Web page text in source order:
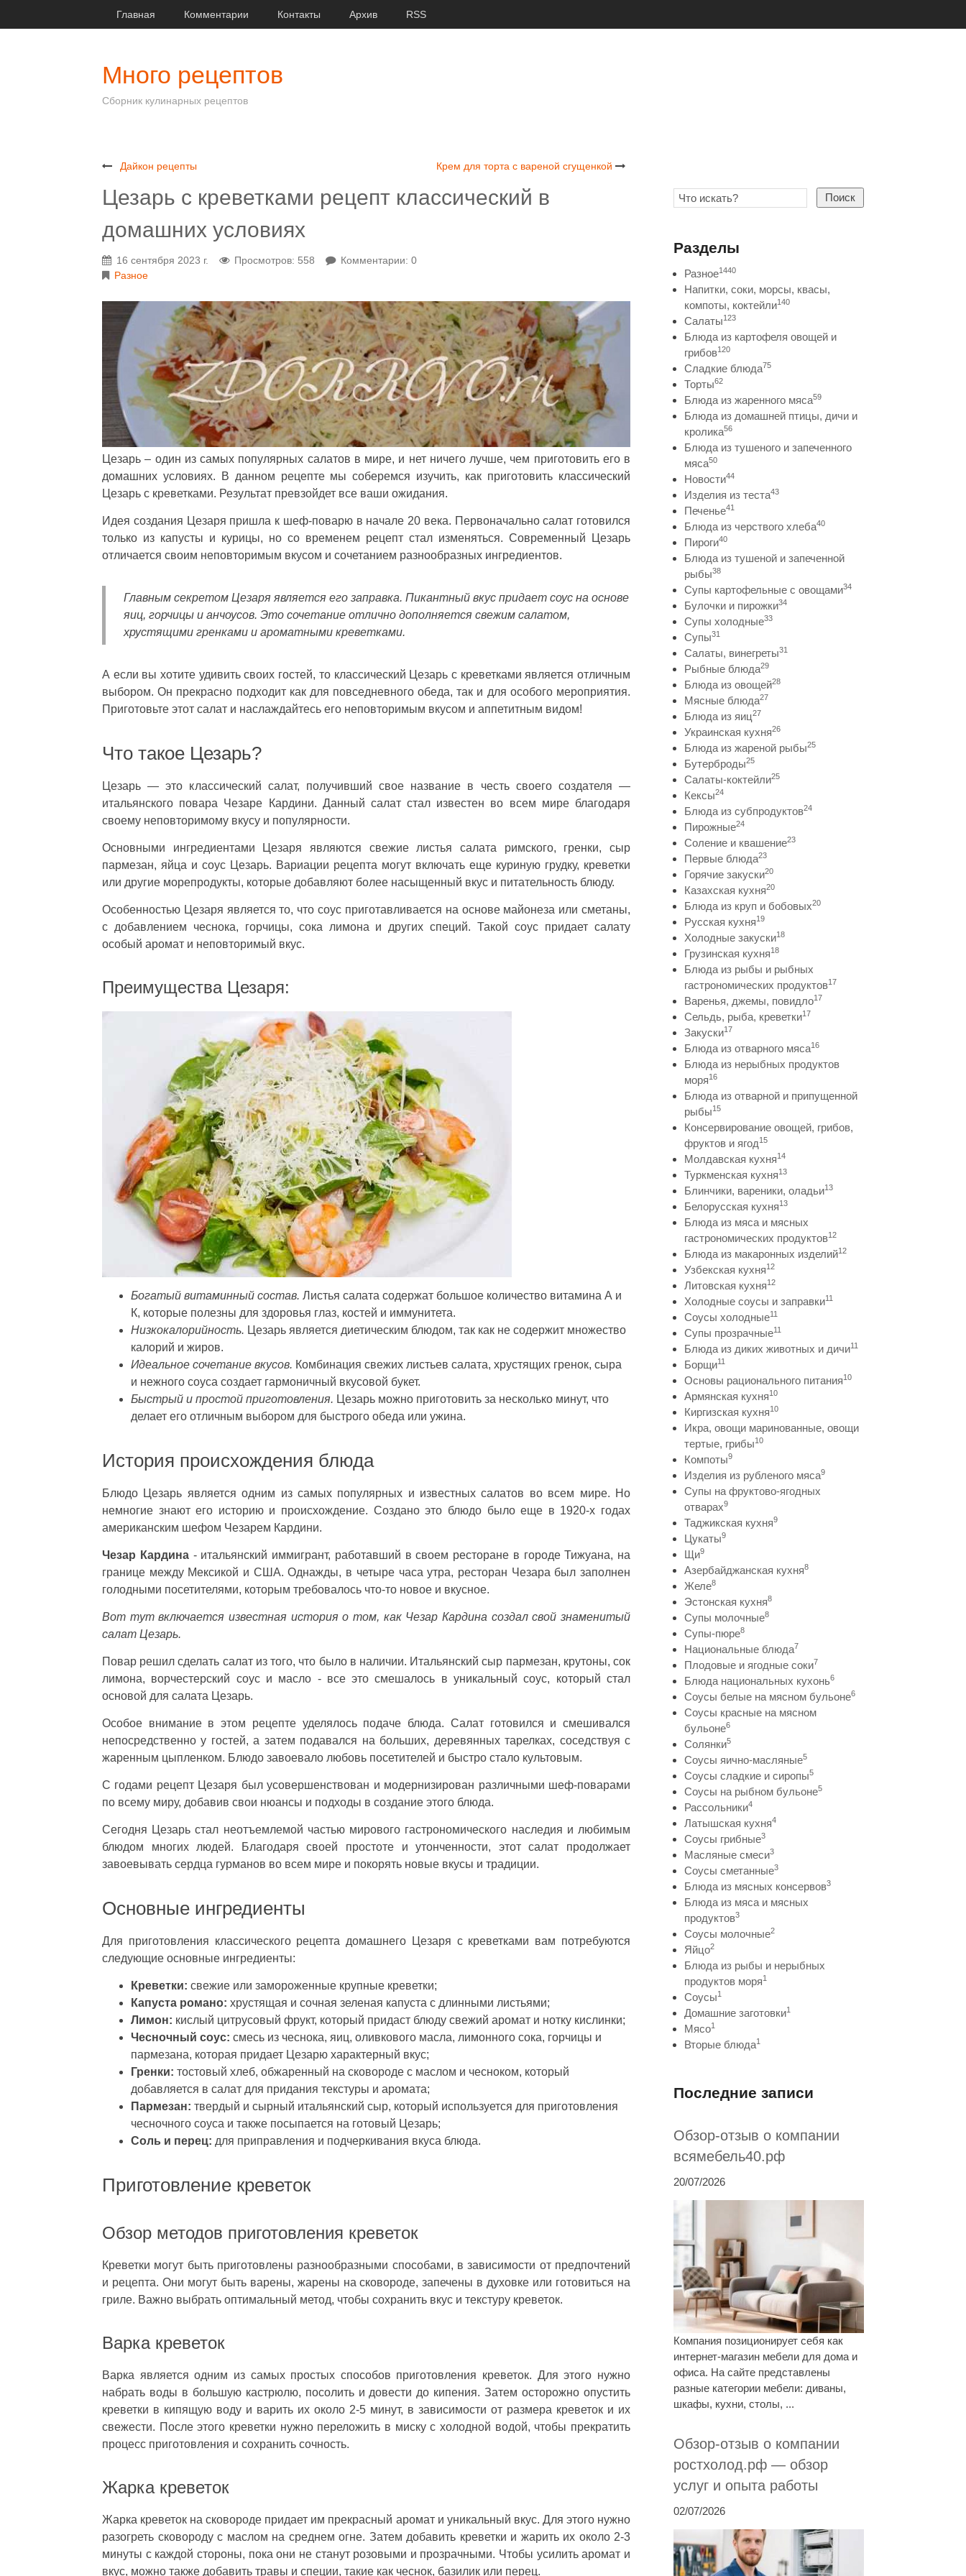
Главная Комментарии Контакты Архив RSS
Много рецептов
Сборник кулинарных рецептов
Дайкон рецепты Крем для торта с вареной сгущенкой
Цезарь с креветками рецепт классический в
домашних условиях
16 сентября 2023 г. Просмотров: 558
Комментарии: 0
Разное
Цезарь – один из самых популярных салатов в мире, и нет ничего лучше, чем приготовить его в
домашних условиях. В данном рецепте мы соберемся изучить, как приготовить классический
Цезарь с креветками. Результат превзойдет все ваши ожидания.
Идея создания Цезаря пришла к шеф-поварю в начале 20 века. Первоначально салат готовился
только из капусты и курицы, но со временем рецепт стал изменяться. Современный Цезарь
отличается своим неповторимым вкусом и сочетанием разнообразных ингредиентов.
Главным секретом Цезаря является его заправка. Пикантный вкус придает соус на основе
яиц, горчицы и анчоусов. Это сочетание отлично дополняется свежим салатом,
хрустящими гренками и ароматными креветками.
А если вы хотите удивить своих гостей, то классический Цезарь с креветками является отличным
выбором. Он прекрасно подходит как для повседневного обеда, так и для особого мероприятия.
Приготовьте этот салат и наслаждайтесь его неповторимым вкусом и аппетитным видом!
Что такое Цезарь?
Цезарь — это классический салат, получивший свое название в честь своего создателя —
итальянского повара Чезаре Кардини. Данный салат стал известен во всем мире благодаря
своему неповторимому вкусу и популярности.
Основными ингредиентами Цезаря являются свежие листья салата римского, гренки, сыр
пармезан, яйца и соус Цезарь. Вариации рецепта могут включать еще куриную грудку, креветки
или другие морепродукты, которые добавляют более насыщенный вкус и питательность блюду.
Особенностью Цезаря является то, что соус приготавливается на основе майонеза или сметаны,
с добавлением чеснока, горчицы, сока лимона и других специй. Такой соус придает салату
особый аромат и неповторимый вкус.
Преимущества Цезаря:
Богатый витаминный состав. Листья салата содержат большое количество витамина А и
К, которые полезны для здоровья глаз, костей и иммунитета.
Низкокалорийность. Цезарь является диетическим блюдом, так как не содержит множество
калорий и жиров.
Идеальное сочетание вкусов. Комбинация свежих листьев салата, хрустящих гренок, сыра
и нежного соуса создает гармоничный вкусовой букет.
Быстрый и простой приготовления. Цезарь можно приготовить за несколько минут, что
делает его отличным выбором для быстрого обеда или ужина.
История происхождения блюда
Блюдо Цезарь является одним из самых популярных и известных салатов во всем мире. Но
немногие знают его историю и происхождение. Создано это блюдо было еще в 1920-х годах
американским шефом Чезарем Кардини.
Чезар Кардина- итальянский иммигрант, работавший в своем ресторане в городе Тижуана, на
границе между Мексикой и США. Однажды, в четыре часа утра, ресторан Чезара был заполнен
голодными посетителями, которым требовалось что-то новое и вкусное.
Вот тут включается известная история о том, как Чезар Кардина создал свой знаменитый
салат Цезарь.
Повар решил сделать салат из того, что было в наличии. Итальянский сыр пармезан, крутоны, сок
лимона, ворчестерский соус и масло - все это смешалось в уникальный соус, который стал
основой для салата Цезарь.
Особое внимание в этом рецепте уделялось подаче блюда. Салат готовился и смешивался
непосредственно у гостей, а затем подавался на больших, деревянных тарелках, соседствуя с
жаренным цыпленком. Блюдо завоевало любовь посетителей и быстро стало культовым.
С годами рецепт Цезаря был усовершенствован и модернизирован различными шеф-поварами
по всему миру, добавив свои нюансы и подходы в создание этого блюда.
Сегодня Цезарь стал неотъемлемой частью мирового гастрономического наследия и любимым
блюдом многих людей. Благодаря своей простоте и утонченности, этот салат продолжает
завоевывать сердца гурманов во всем мире и покорять новые вкусы и традиции.
Основные ингредиенты
Для приготовления классического рецепта домашнего Цезаря с креветками вам потребуются
следующие основные ингредиенты:
Креветки: свежие или замороженные крупные креветки;
Капуста романо: хрустящая и сочная зеленая капуста с длинными листьями;
Лимон: кислый цитрусовый фрукт, который придаст блюду свежий аромат и нотку кислинки;
Чесночный соус: смесь из чеснока, яиц, оливкового масла, лимонного сока, горчицы и
пармезана, которая придает Цезарю характерный вкус;
Гренки: тостовый хлеб, обжаренный на сковороде с маслом и чесноком, который
добавляется в салат для придания текстуры и аромата;
Пармезан: твердый и сырный итальянский сыр, который используется для приготовления
чесночного соуса и также посыпается на готовый Цезарь;
Соль и перец: для приправления и подчеркивания вкуса блюда.
Приготовление креветок
Обзор методов приготовления креветок
Креветки могут быть приготовлены разнообразными способами, в зависимости от предпочтений
и рецепта. Они могут быть варены, жарены на сковороде, запечены в духовке или готовиться на
гриле. Важно выбрать оптимальный метод, чтобы сохранить вкус и текстуру креветок.
Варка креветок
Варка является одним из самых простых способов приготовления креветок. Для этого нужно
набрать воды в большую кастрюлю, посолить и довести до кипения. Затем осторожно опустить
креветки в кипящую воду и варить их около 2-5 минут, в зависимости от размера креветок и их
свежести. После этого креветки нужно переложить в миску с холодной водой, чтобы прекратить
процесс приготовления и сохранить сочность.
Жарка креветок
Жарка креветок на сковороде придает им прекрасный аромат и уникальный вкус. Для этого нужно
разогреть сковороду с маслом на среднем огне. Затем добавить креветки и жарить их около 2-3
минуты с каждой стороны, пока они не станут розовыми и прозрачными. Чтобы усилить аромат и
вкус, можно также добавить травы и специи, такие как чеснок, базилик или перец.
Поиск
Разделы
Разное1440
Напитки, соки, морсы, квасы,
компоты, коктейли140
Салаты123
Блюда из картофеля овощей и
грибов120
Сладкие блюда75
Торты62
Блюда из жаренного мяса59
Блюда из домашней птицы, дичи и
кролика56
Блюда из тушеного и запеченного
мяса50
Новости44
Изделия из теста43
Печенье41
Блюда из черствого хлеба40
Пироги40
Блюда из тушеной и запеченной
рыбы38
Супы картофельные с овощами34
Булочки и пирожки34
Супы холодные33
Супы31
Салаты, винегреты31
Рыбные блюда29
Блюда из овощей28
Мясные блюда27
Блюда из яиц27
Украинская кухня26
Блюда из жареной рыбы25
Бутерброды25
Салаты-коктейли25
Кексы24
Блюда из субпродуктов24
Пирожные24
Соление и квашение23
Первые блюда23
Горячие закуски20
Казахская кухня20
Блюда из круп и бобовых20
Русская кухня19
Холодные закуски18
Грузинская кухня18
Блюда из рыбы и рыбных
гастрономических продуктов17
Варенья, джемы, повидло17
Сельдь, рыба, креветки17
Закуски17
Блюда из отварного мяса16
Блюда из нерыбных продуктов
моря16
Блюда из отварной и припущенной
рыбы15
Консервирование овощей, грибов,
фруктов и ягод15
Молдавская кухня14
Туркменская кухня13
Блинчики, вареники, оладьи13
Белорусская кухня13
Блюда из мяса и мясных
гастрономических продуктов12
Блюда из макаронных изделий12
Узбекская кухня12
Литовская кухня12
Холодные соусы и заправки11
Соусы холодные11
Супы прозрачные11
Блюда из диких животных и дичи11
Борщи11
Основы рационального питания10
Армянская кухня10
Киргизская кухня10
Икра, овощи маринованные, овощи
тертые, грибы10
Компоты9
Изделия из рубленого мяса9
Супы на фруктово-ягодных
отварах9
Таджикская кухня9
Цукаты9
Щи9
Азербайджанская кухня8
Желе8
Эстонская кухня8
Супы молочные8
Супы-пюре8
Национальные блюда7
Плодовые и ягодные соки7
Блюда национальных кухонь6
Соусы белые на мясном бульоне6
Соусы красные на мясном
бульоне6
Солянки5
Соусы яично-масляные5
Соусы сладкие и сиропы5
Соусы на рыбном бульоне5
Рассольники4
Латышская кухня4
Соусы грибные3
Масляные смеси3
Соусы сметанные3
Блюда из мясных консервов3
Блюда из мяса и мясных
продуктов3
Соусы молочные2
Яйцо2
Блюда из рыбы и нерыбных
продуктов моря1
Соусы1
Домашние заготовки1
Мясо1
Вторые блюда1
Последние записи
Обзор-отзыв о компании
всямебель40.рф
20/07/2026
Компания позиционирует себя как
интернет-магазин мебели для дома и
офиса. На сайте представлены
разные категории мебели: диваны,
шкафы, кухни, столы, ...
Обзор-отзыв о компании
ростхолод.рф — обзор
услуг и опыта работы
02/07/2026